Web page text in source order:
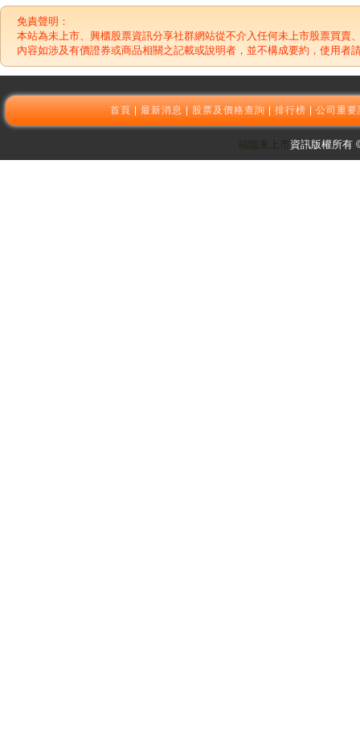
免責聲明：
本站為未上市、興櫃股票資訊分享社群網站從不介入任何未上市股票買賣
內容如涉及有價證券或商品相關之記載或說明者，並不構成要約，使用者
首頁|最新消息|股票及價格查詢|排行榜|公司重要
福臨未上市 資訊版權所有